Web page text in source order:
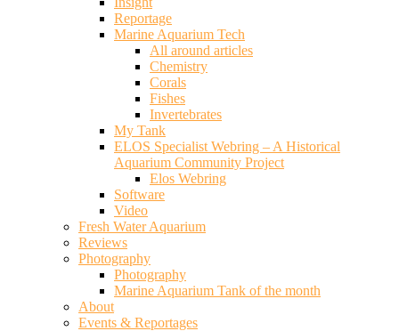
Reportage
Marine Aquarium Tech
All around articles
Chemistry
Corals
Fishes
Invertebrates
My Tank
ELOS Specialist Webring – A Historical
Aquarium Community Project
Elos Webring
Software
Video
Fresh Water Aquarium
Reviews
Photography
Photography
Marine Aquarium Tank of the month
About
Events & Reportages